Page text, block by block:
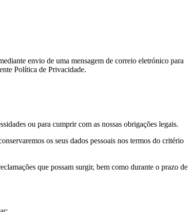
envio de uma mensagem de correio eletrónico para
Política de Privacidade.
ou para cumprir com as nossas obrigações legais.
os seus dados pessoais nos termos do critério
que possam surgir, bem como durante o prazo de